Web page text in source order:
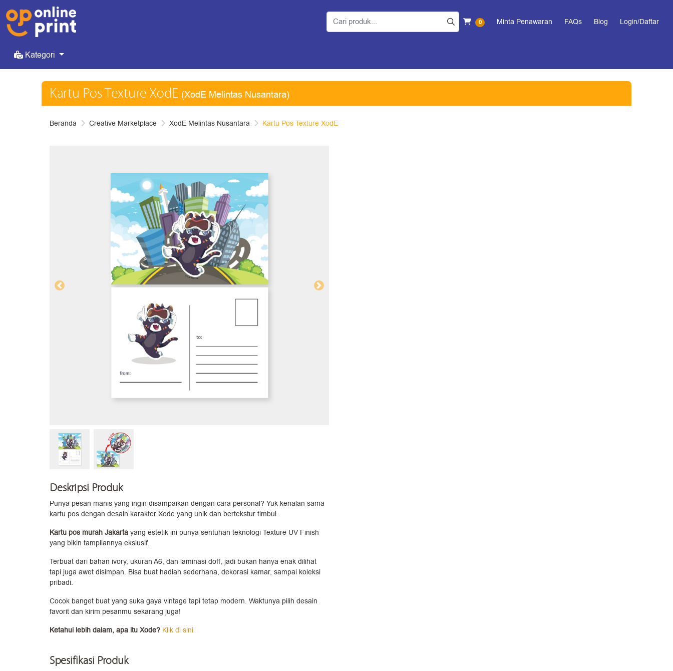
Keranjang Belanja
0 Minta Penawaran FAQs Blog Login/Daftar
Kategori
Kategori
Kartu Pos Texture XodE (XodE Melintas Nusantara)
Beranda Creative Marketplace XodE Melintas Nusantara Kartu Pos Texture XodE
Deskripsi Produk
Punya pesan manis yang ingin disampaikan dengan cara personal? Yuk kenalan sama
kartu pos dengan desain karakter Xode yang unik dan bertekstur timbul.
Kartu pos murah Jakarta yang estetik ini punya sentuhan teknologi Texture UV Finish
yang bikin tampilannya ekslusif.
Terbuat dari bahan ivory, ukuran A6, dan laminasi doff, jadi bukan hanya enak dilihat
tapi juga awet disimpan. Bisa buat hadiah sederhana, dekorasi kamar, sampai koleksi
pribadi.
Cocok banget buat yang suka gaya vintage tapi tetap modern. Waktunya pilih desain
favorit dan kirim pesanmu sekarang juga!
Ketahui lebih dalam, apa itu Xode? Klik di sini
Spesifikasi Produk